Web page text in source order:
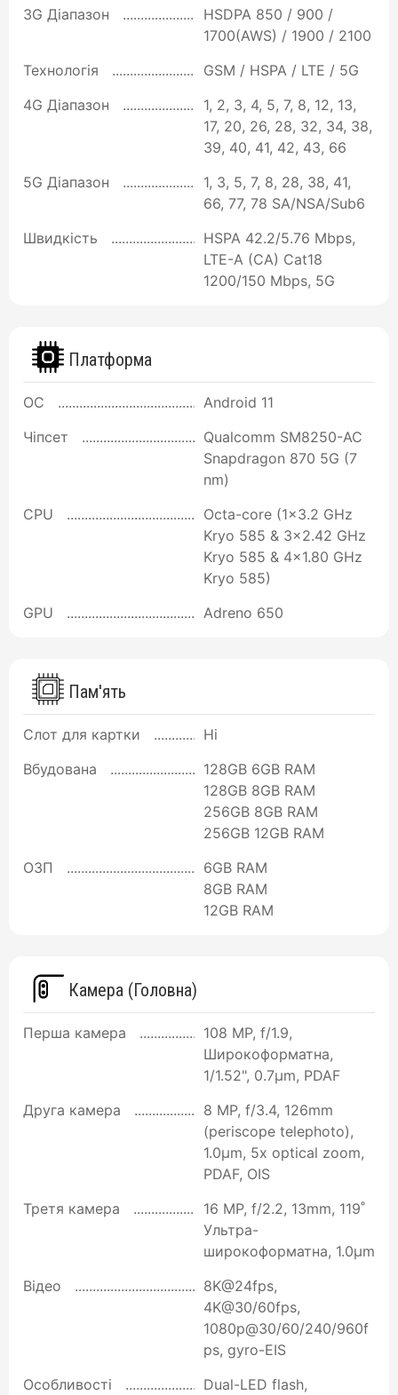
3G Діапазон
HSDPA 850 / 900 /
1700(AWS) / 1900 / 2100
Технологія
GSM / HSPA / LTE / 5G
4G Діапазон
1, 2, 3, 4, 5, 7, 8, 12, 13,
17, 20, 26, 28, 32, 34, 38,
39, 40, 41, 42, 43, 66
5G Діапазон
1, 3, 5, 7, 8, 28, 38, 41,
66, 77, 78 SA/NSA/Sub6
Швидкість
HSPA 42.2/5.76 Mbps,
LTE-A (CA) Cat18
1200/150 Mbps, 5G
Платформа
ОС
Android 11
Чіпсет
Qualcomm SM8250-AC
Snapdragon 870 5G (7
nm)
CPU
Octa-core (1x3.2 GHz
Kryo 585 & 3x2.42 GHz
Kryo 585 & 4x1.80 GHz
Kryo 585)
GPU
Adreno 650
Пам'ять
Слот для картки
Ні
Вбудована
128GB 6GB RAM
128GB 8GB RAM
256GB 8GB RAM
256GB 12GB RAM
ОЗП
6GB RAM
8GB RAM
12GB RAM
Камера (Головна)
Перша камера
108 MP, f/1.9,
Широкоформатна,
1/1.52", 0.7µm, PDAF
Друга камера
8 MP, f/3.4, 126mm
(periscope telephoto),
1.0µm, 5x optical zoom,
PDAF, OIS
Третя камера
16 MP, f/2.2, 13mm, 119˚
Ультра-
широкоформатна, 1.0µm
Відео
8K@24fps,
4K@30/60fps,
1080p@30/60/240/960f
ps, gyro-EIS
Особливості
Dual-LED flash,